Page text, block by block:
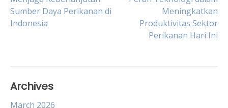
Post
navigation
Sumber Daya Perikanan di
Indonesia
Meningkatkan
Produktivitas Sektor
Perikanan Hari Ini
Archives
March 2026